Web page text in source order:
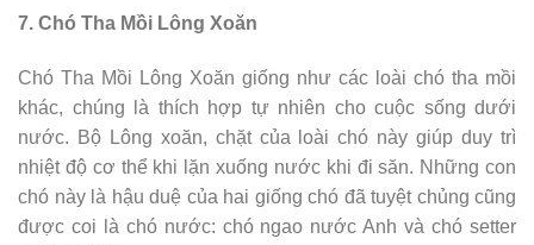
7. Chó Tha Mồi Lông Xoăn
Chó Tha Mồi Lông Xoăn giống như các loài chó tha mồi
khác, chúng là thích hợp tự nhiên cho cuộc sống dưới
nước. Bộ Lông xoăn, chặt của loài chó này giúp duy trì
nhiệt độ cơ thể khi lặn xuống nước khi đi săn. Những con
chó này là hậu duệ của hai giống chó đã tuyệt chủng cũng
được coi là chó nước: chó ngao nước Anh và chó setter